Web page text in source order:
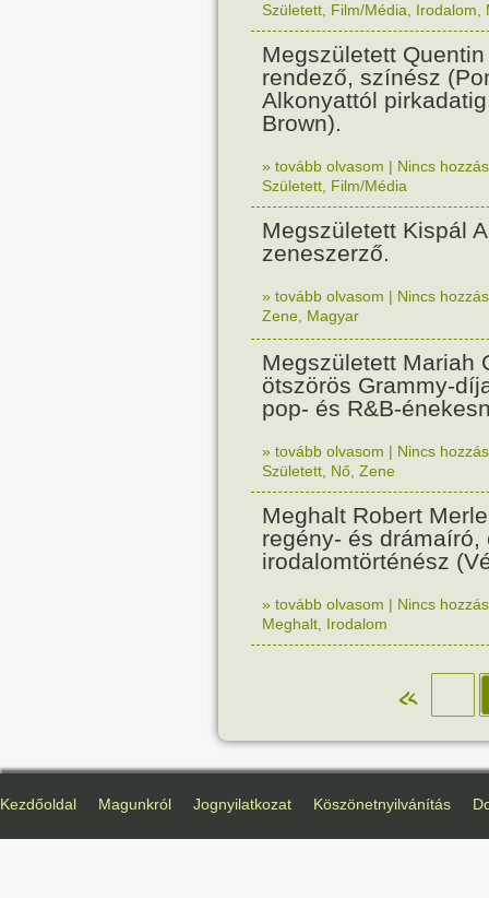
Született Film/Média Irodalom
Megszületett
rendező, színész
Alkonyattól
Brown).
» tovább olvasom | Nincs
Született Film/Média
Megszületett Kispál
zeneszerző.
» tovább olvasom | Nincs
Zene Magyar
Megszületett Mariah
ötszörös Grammy-
pop- és R&B-
» tovább olvasom | Nincs
Született Nő Zene
Meghalt Robert
regény- és drámaíró,
irodalomtörténész
» tovább olvasom | Nincs
Meghalt Irodalom
«
Kezdőoldal Magunkról Jognyilatkozat Köszönetnyilvánítás